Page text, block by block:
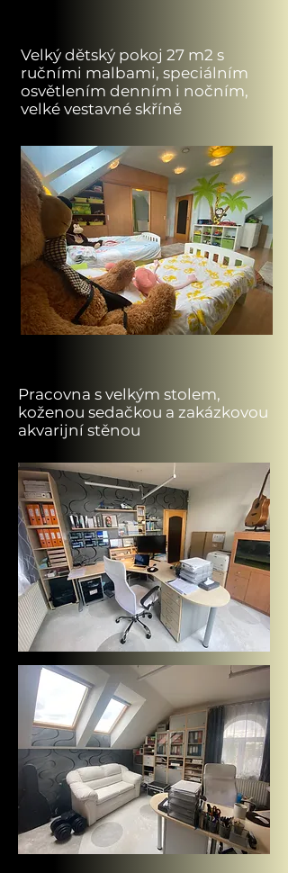
Velký dětský pokoj 27 m2 s
ručními malbami, speciálním
osvětlením denním i nočním,
velké vestavné skříně
Pracovna s velkým stolem,
koženou sedačkou a zakázkovou
akvarijní stěnou